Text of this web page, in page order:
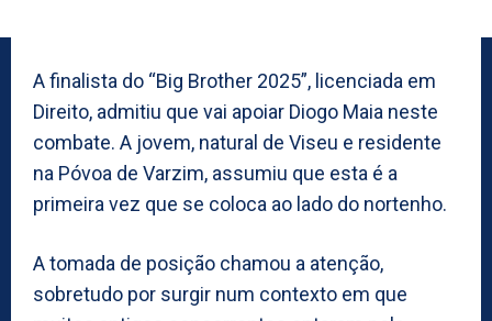
A finalista do “Big Brother 2025”, licenciada em
Direito, admitiu que vai apoiar Diogo Maia neste
combate. A jovem, natural de Viseu e residente
na Póvoa de Varzim, assumiu que esta é a
primeira vez que se coloca ao lado do nortenho.
A tomada de posição chamou a atenção,
sobretudo por surgir num contexto em que